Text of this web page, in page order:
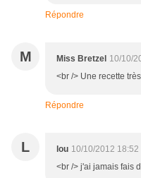
Répondre
M Miss Bretzel 10/10/
<br /> Une recette
Répondre
L lou 10/10/2012 18:52
<br /> j'ai jamais fais